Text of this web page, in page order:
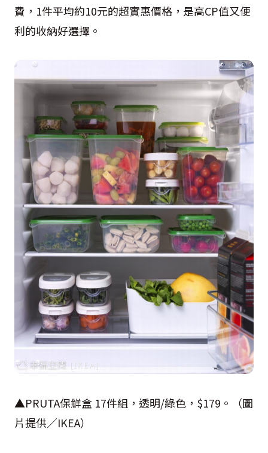
費，1件平均約10元的超實惠價格，是高CP值又便
利的收納好選擇。
▲PRUTA保鮮盒 17件組，透明/綠色，$179。（圖
片提供／IKEA）